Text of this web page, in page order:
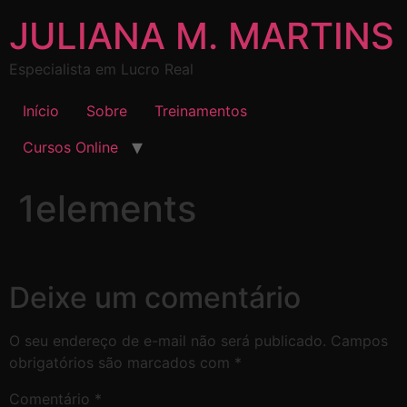
JULIANA M. MARTINS
Especialista em Lucro Real
Início Sobre
Treinamentos
Cursos Online
1elements
Deixe um comentário
O seu endereço de e-mail não será publicado. Campos
obrigatórios são marcados com *
Comentário *